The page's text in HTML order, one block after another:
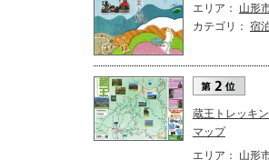
エリア： 山形
カテゴリ： 宿
蔵王トレッキ
マップ
エリア： 山形